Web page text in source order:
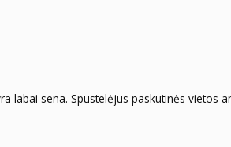
labai sena. Spustelėjus paskutinės vietos